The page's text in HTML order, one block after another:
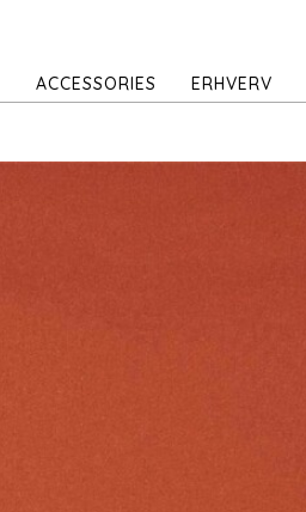
ACCESSORIES ERHVERV